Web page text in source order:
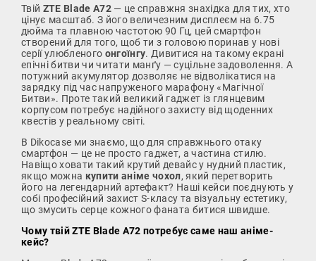
Твій ZTE Blade A72 — це справжня знахідка для тих, хто
цінує масштаб. З його величезним дисплеєм на 6.75
дюйма та плавною частотою 90 Гц, цей смартфон
створений для того, щоб ти з головою поринав у нові
серії улюбленого онгоїнгу. Дивитися на такому екрані
епічні битви чи читати манґу — суцільне задоволення. А
потужний акумулятор дозволяє не відволікатися на
зарядку під час напруженого марафону «Магічної
Битви». Проте такий великий гаджет із глянцевим
корпусом потребує надійного захисту від щоденних
квестів у реальному світі.
В Dikocase ми знаємо, що для справжнього отаку
смартфон — це не просто гаджет, а частина стилю.
Навіщо ховати такий крутий девайс у нудний пластик,
якщо можна купити аніме чохол, який перетворить
його на легендарний артефакт? Наші кейси поєднують у
собі професійний захист S-класу та візуальну естетику,
що змусить серце кожного фаната битися швидше.
Чому твій ZTE Blade A72 потребує саме наш аніме-
кейс?